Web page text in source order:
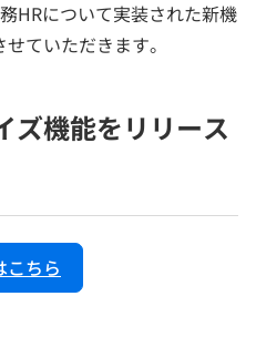
HRについて実装された新機
ていただきます。
ズ機能をリリース
こちら